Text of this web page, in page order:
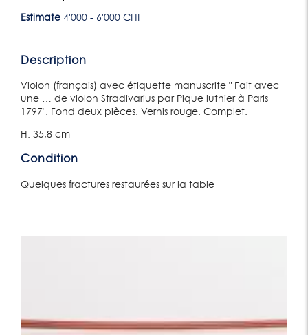
Estimate 4'000 - 6'000 CHF
Description
Violon (français) avec étiquette manuscrite " Fait avec
une … de violon Stradivarius par Pique luthier à Paris
1797". Fond deux pièces. Vernis rouge. Complet.
H. 35,8 cm
Condition
Quelques fractures restaurées sur la table